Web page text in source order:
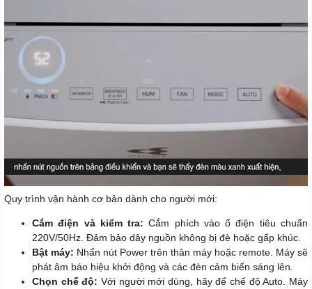
Quy trình vận hành cơ bản dành cho người mới:
Cắm điện và kiểm tra: Cắm phích vào ổ điện tiêu chuẩn
220V/50Hz. Đảm bảo dây nguồn không bị đè hoặc gấp khúc.
Bật máy: Nhấn nút Power trên thân máy hoặc remote. Máy sẽ
phát âm báo hiệu khởi động và các đèn cảm biến sáng lên.
Chọn chế độ: Với người mới dùng, hãy để chế độ Auto. Máy